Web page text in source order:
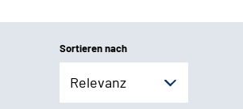
Sortieren nach
Relevanz